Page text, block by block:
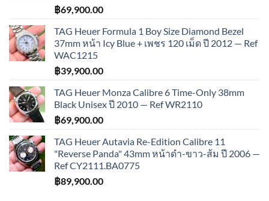
฿69,900.00
TAG Heuer Formula 1 Boy Size Diamond Bezel
37mm หน้า Icy Blue + เพชร 120 เม็ด ปี 2012 — Ref
WAC1215
฿39,900.00
TAG Heuer Monza Calibre 6 Time-Only 38mm
Black Unisex ปี 2010 — Ref WR2110
฿69,900.00
TAG Heuer Autavia Re-Edition Calibre 11
"Reverse Panda" 43mm หน้าดำ-ขาว-ส้ม ปี 2006 —
Ref CY2111.BA0775
฿89,900.00